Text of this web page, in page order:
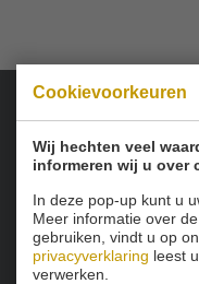
Cookievoorkeuren
Wij hechten veel
informeren wij u over
In deze pop-up kunt u
Meer informatie over
gebruiken, vindt u op
privacyverklaring leest
verwerken.